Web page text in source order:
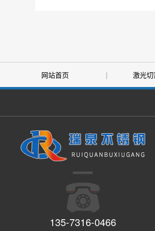
网站首页 | 激光
135-7316-0466